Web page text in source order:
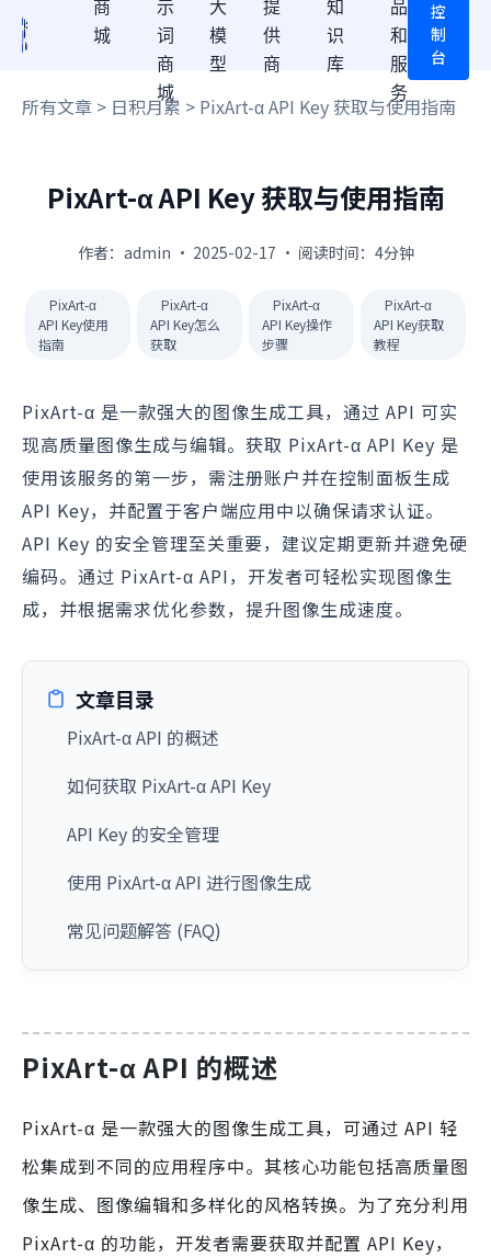
商
城
示
词
商
城
大
模
型
提
供
商
知
识
库
品
和
服
务
控
制
台
所有文章 > 日积月累 > PixArt-α API Key 获取与使用指南
PixArt-α API Key 获取与使用指南
作者：admin · 2025-02-17 · 阅读时间：4分钟
PixArt-α
API Key使用
指南
PixArt-α
API Key怎么
获取
PixArt-α
API Key操作
步骤
PixArt-α
API Key获取
教程
PixArt-α 是一款强大的图像生成工具，通过 API 可实
现高质量图像生成与编辑。获取 PixArt-α API Key 是
使用该服务的第一步，需注册账户并在控制面板生成
API Key，并配置于客户端应用中以确保请求认证。
API Key 的安全管理至关重要，建议定期更新并避免硬
编码。通过 PixArt-α API，开发者可轻松实现图像生
成，并根据需求优化参数，提升图像生成速度。
文章目录
PixArt-α API 的概述
如何获取 PixArt-α API Key
API Key 的安全管理
使用 PixArt-α API 进行图像生成
常见问题解答 (FAQ)
PixArt-α API 的概述
PixArt-α 是一款强大的图像生成工具，可通过 API 轻
松集成到不同的应用程序中。其核心功能包括高质量图
像生成、图像编辑和多样化的风格转换。为了充分利用
PixArt-α 的功能，开发者需要获取并配置 API Key，